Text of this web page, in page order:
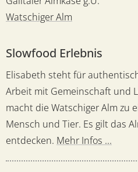
Watschiger Alm
Slowfood Erlebnis
Elisabeth steht für
Arbeit mit Gemeinschaft und
macht die Watschiger Alm zu
Mensch und Tier. Es gilt das
entdecken. Mehr Infos ...